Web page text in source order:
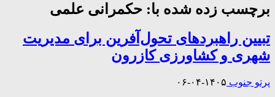
برچسب زده شده با: حکمرانی علمی
تبیین راهبردهای تحول‌آفرین برای مدیریت
شهری و کشاورزی کازرون
پرتو جنوب ۱۴۰۵-۰۴-۰۶